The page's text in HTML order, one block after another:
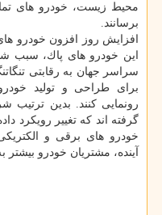
محیط زیست، خودرو های
برسانند.
افزایش روز افزون خودرو
این خودرو های پاك، سبب
سراسر جهان به رقابتی
برای طراحی و تولید
رونمایی كنند. بدین
گرفته اند كه تغییر
خودرو های برقی و
آینده، مشتریان خودرو